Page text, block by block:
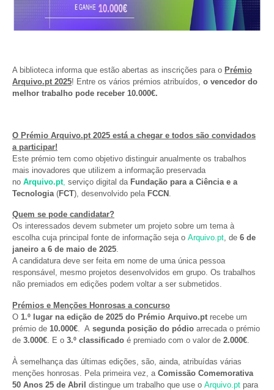
A biblioteca informa que estão abertas as inscrições para o Prémio
Arquivo.pt 2025! Entre os vários prémios atribuídos, o vencedor do
melhor trabalho pode receber 10.000€.
O Prémio Arquivo.pt 2025 está a chegar e todos são convidados
a participar!
Este prémio tem como objetivo distinguir anualmente os trabalhos
mais inovadores que utilizem a informação preservada
no Arquivo.pt, serviço digital da Fundação para a Ciência e a
Tecnologia (FCT), desenvolvido pela FCCN
Quem se pode candidatar?
Os interessados devem submeter um projeto sobre um tema à
escolha cuja principal fonte de informação seja o Arquivo.pt, de 6 de
janeiro a 6 de maio de 2025.
A candidatura deve ser feita em nome de uma única pessoa
responsável, mesmo projetos desenvolvidos em grupo. Os trabalhos
não premiados em edições podem voltar a ser submetidos.
Prémios e Menções Honrosas a concurso
O 1.º lugar na edição de 2025 do Prémio Arquivo.pt recebe um
prémio de 10.000€. A segunda posição do pódio arrecada o prémio
de 3.000€. E o 3.º classificado é premiado com o valor de 2.000€.
À semelhança das últimas edições, são, ainda, atribuídas várias
menções honrosas. Pela primeira vez, a Comissão Comemorativa
50 Anos 25 de Abril distingue um trabalho que use o Arquivo.pt para